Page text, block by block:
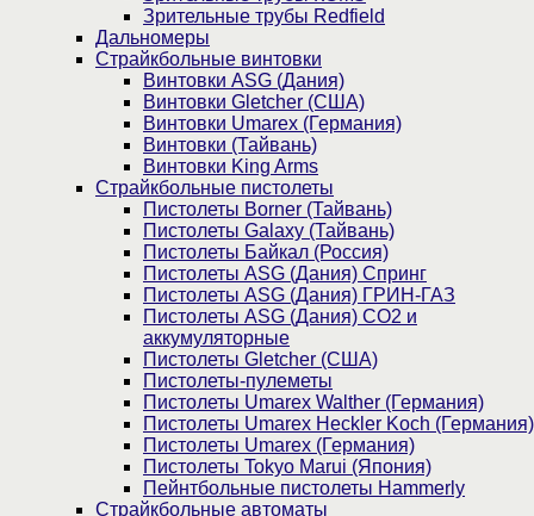
Зрительные трубы Redfield
Дальномеры
Страйкбольные винтовки
Винтовки ASG (Дания)
Винтовки Gletcher (США)
Винтовки Umarex (Германия)
Винтовки (Тайвань)
Винтовки King Arms
Страйкбольные пистолеты
Пистолеты Borner (Тайвань)
Пистолеты Galaxy (Тайвань)
Пистолеты Байкал (Россия)
Пистолеты ASG (Дания) Спринг
Пистолеты ASG (Дания) ГРИН-ГАЗ
Пистолеты ASG (Дания) CO2 и
аккумуляторные
Пистолеты Gletcher (США)
Пистолеты-пулеметы
Пистолеты Umarex Walther (Германия)
Пистолеты Umarex Heckler Koch (Германия)
Пистолеты Umarex (Германия)
Пистолеты Tokyo Marui (Япония)
Пейнтбольные пистолеты Hammerly
Страйкбольные автоматы